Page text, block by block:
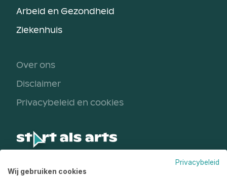
Arbeid en Gezondheid
Ziekenhuis
Een initiatief van
Over ons
Disclaimer
Privacybeleid en cookies
Privacybeleid
Wij gebruiken cookies